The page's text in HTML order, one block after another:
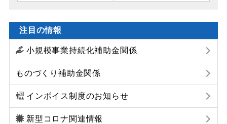
注目の情報
小規模事業持続化補助金関係
ものづくり補助金関係
インボイス制度のお知らせ
新型コロナ関連情報